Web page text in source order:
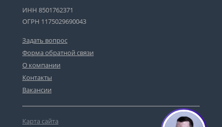
ИНН 8501762371
ОГРН 1175029690043
Задать вопрос
Форма обратной связи
О компании
Контакты
Вакансии
Карта сайта